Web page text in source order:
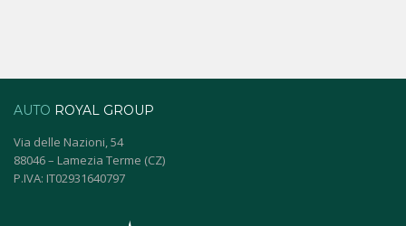
AUTO ROYAL GROUP
Via delle Nazioni, 54
88046 – Lamezia Terme (CZ)
P.IVA: IT02931640797